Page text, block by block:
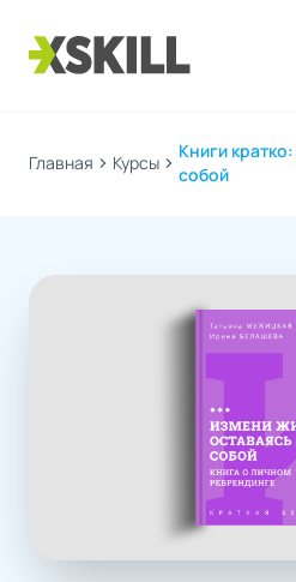
Главная chevron_right Курсы chevron_right
Книги
собой